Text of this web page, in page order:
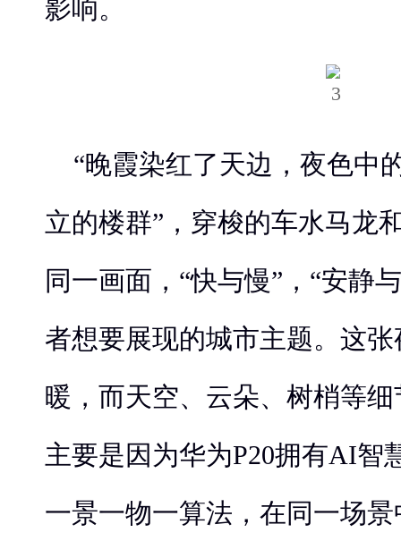
影响。
“晚霞染红了天边，夜色中
立的楼群”，穿梭的车水马龙
同一画面，“快与慢”，“安静
者想要展现的城市主题。这
暖，而天空、云朵、树梢等
主要是因为华为P20拥有AI智
一景一物一算法，在同一场